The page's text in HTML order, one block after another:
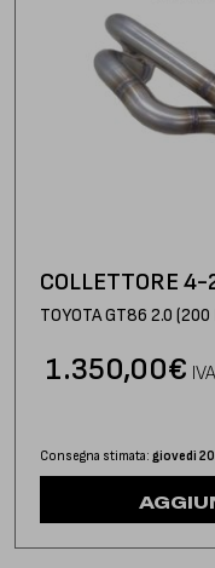
COLLETTORE 4-
TOYOTA GT86 2.0
€
1.350,00
Consegna stimata: giovedì